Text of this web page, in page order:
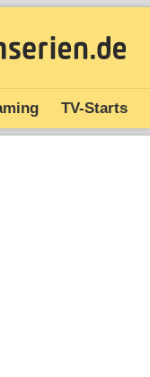
TV-Starts